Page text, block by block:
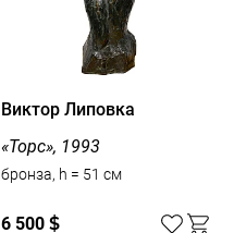
Виктор Липовка
«Торс», 1993
бронза, h = 51 см
6 500 $